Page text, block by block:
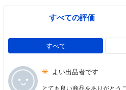
すべての評価
すべて
よい出品者です
とても良い商品をありがとう